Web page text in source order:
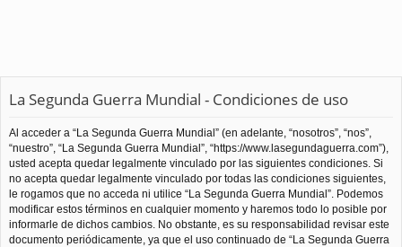
La Segunda Guerra Mundial - Condiciones de uso
Al acceder a “La Segunda Guerra Mundial” (en adelante, “nosotros”, “nos”,
“nuestro”, “La Segunda Guerra Mundial”, “https://www.lasegundaguerra.com”),
usted acepta quedar legalmente vinculado por las siguientes condiciones. Si
no acepta quedar legalmente vinculado por todas las condiciones siguientes,
le rogamos que no acceda ni utilice “La Segunda Guerra Mundial”. Podemos
modificar estos términos en cualquier momento y haremos todo lo posible por
informarle de dichos cambios. No obstante, es su responsabilidad revisar este
documento periódicamente, ya que el uso continuado de “La Segunda Guerra